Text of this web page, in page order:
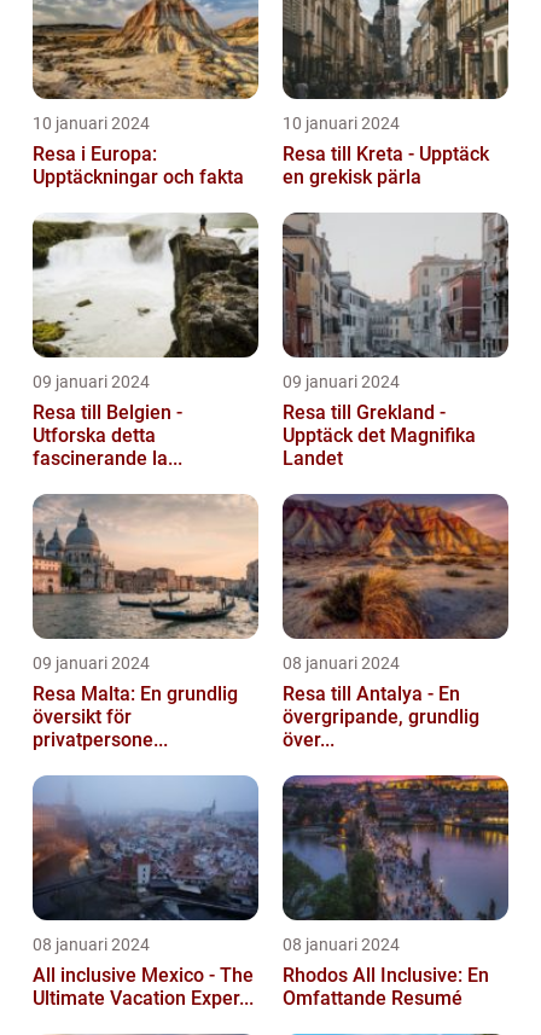
10 januari 2024
Resa i Europa:
Upptäckningar och fakta
10 januari 2024
Resa till Kreta - Upptäck
en grekisk pärla
09 januari 2024
Resa till Belgien -
Utforska detta
fascinerande la...
09 januari 2024
Resa till Grekland -
Upptäck det Magnifika
Landet
09 januari 2024
Resa Malta: En grundlig
översikt för
privatpersone...
08 januari 2024
Resa till Antalya - En
övergripande, grundlig
över...
08 januari 2024
All inclusive Mexico - The
Ultimate Vacation Exper...
08 januari 2024
Rhodos All Inclusive: En
Omfattande Resumé